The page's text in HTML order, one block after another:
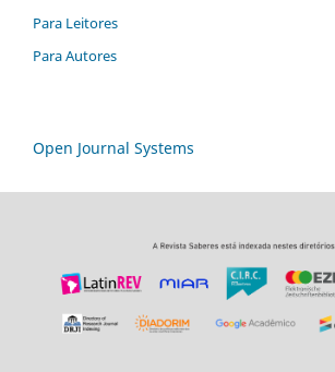
Para Leitores
Para Autores
Open Journal Systems